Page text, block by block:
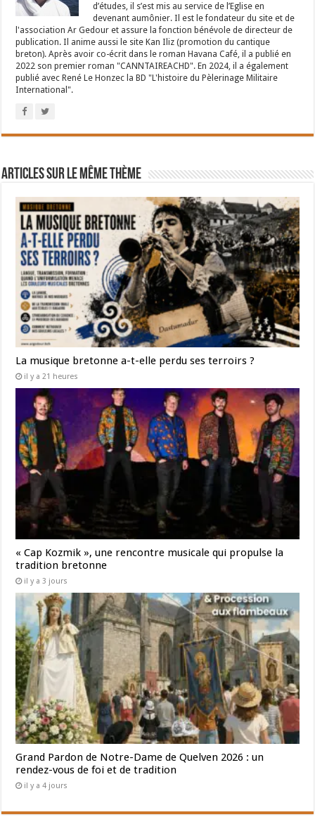
d’études, il s’est mis au service de l’Eglise en
devenant aumônier. Il est le fondateur du site et de
l'association Ar Gedour et assure la fonction bénévole de directeur de
publication. Il anime aussi le site Kan Iliz (promotion du cantique
breton). Après avoir co-écrit dans le roman Havana Café, il a publié en
2022 son premier roman "CANNTAIREACHD". En 2024, il a également
publié avec René Le Honzec la BD "L'histoire du Pèlerinage Militaire
International".
Articles sur le même thème
La musique bretonne a-t-elle perdu ses terroirs ?
il y a 21 heures
« Cap Kozmik », une rencontre musicale qui propulse la
tradition bretonne
il y a 3 jours
Grand Pardon de Notre-Dame de Quelven 2026 : un
rendez-vous de foi et de tradition
il y a 4 jours